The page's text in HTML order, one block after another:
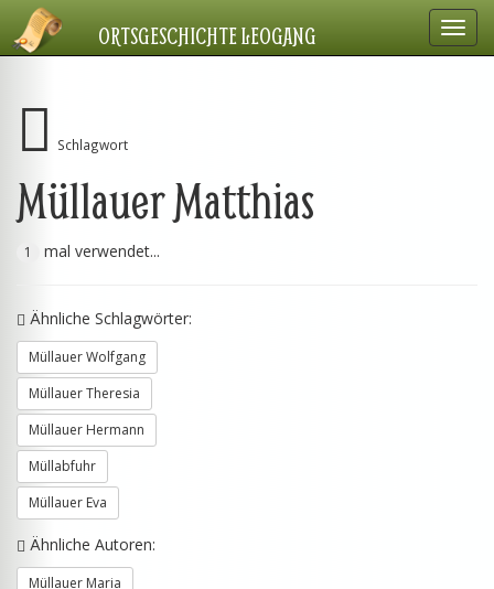
ORTSGESCHICHTE LEOGANG
Schlagwort
Müllauer Matthias
1 mal verwendet...
Ähnliche Schlagwörter:
Müllauer Wolfgang
Müllauer Theresia
Müllauer Hermann
Müllabfuhr
Müllauer Eva
Ähnliche Autoren:
Müllauer Maria